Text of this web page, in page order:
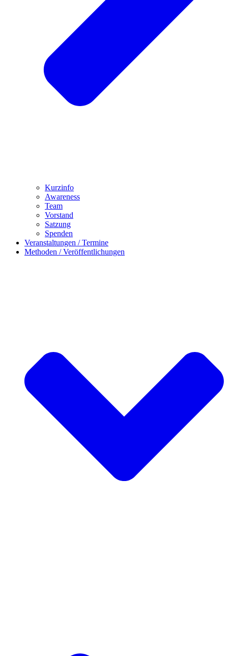
Kurzinfo
Awareness
Team
Vorstand
Satzung
Spenden
Veranstaltungen / Termine
Methoden / Veröffentlichungen